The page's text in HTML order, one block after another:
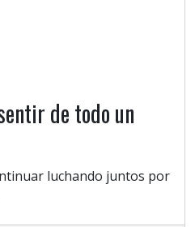
de todo un
luchando juntos por